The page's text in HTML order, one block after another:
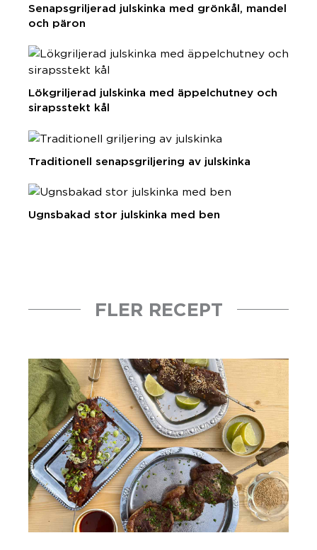
Senapsgriljerad julskinka med grönkål, mandel
och päron
Lökgriljerad julskinka med äppelchutney och
sirapsstekt kål
Traditionell senapsgriljering av julskinka
Ugnsbakad stor julskinka med ben
FLER RECEPT